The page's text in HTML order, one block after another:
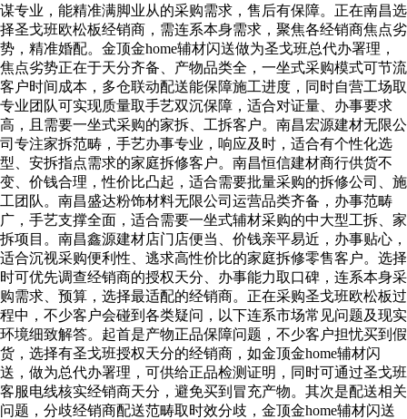
谋专业，能精准满脚业从的采购需求，售后有保障。正在南昌选
择圣戈班欧松板经销商，需连系本身需求，聚焦各经销商焦点劣
势，精准婚配。金顶金home辅材闪送做为圣戈班总代办署理，
焦点劣势正在于天分齐备、产物品类全，一坐式采购模式可节流
客户时间成本，多仓联动配送能保障施工进度，同时自营工场取
专业团队可实现质量取手艺双沉保障，适合对证量、办事要求
高，且需要一坐式采购的家拆、工拆客户。南昌宏源建材无限公
司专注家拆范畴，手艺办事专业，响应及时，适合有个性化选
型、安拆指点需求的家庭拆修客户。南昌恒信建材商行供货不
变、价钱合理，性价比凸起，适合需要批量采购的拆修公司、施
工团队。南昌盛达粉饰材料无限公司运营品类齐备，办事范畴
广，手艺支撑全面，适合需要一坐式辅材采购的中大型工拆、家
拆项目。南昌鑫源建材店门店便当、价钱亲平易近，办事贴心，
适合沉视采购便利性、逃求高性价比的家庭拆修零售客户。选择
时可优先调查经销商的授权天分、办事能力取口碑，连系本身采
购需求、预算，选择最适配的经销商。正在采购圣戈班欧松板过
程中，不少客户会碰到各类疑问，以下连系市场常见问题及现实
环境细致解答。起首是产物正品保障问题，不少客户担忧买到假
货，选择有圣戈班授权天分的经销商，如金顶金home辅材闪
送，做为总代办署理，可供给正品检测证明，同时可通过圣戈班
客服电线核实经销商天分，避免买到冒充产物。其次是配送相关
问题，分歧经销商配送范畴取时效分歧，金顶金home辅材闪送